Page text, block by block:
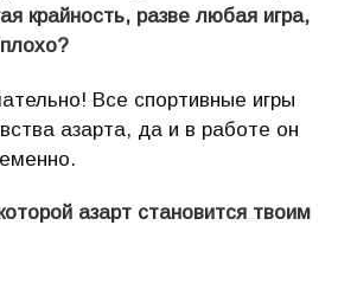
крайность, разве любая игра,
Все спортивные игры
азарта, да и в работе он
азарт становится твоим